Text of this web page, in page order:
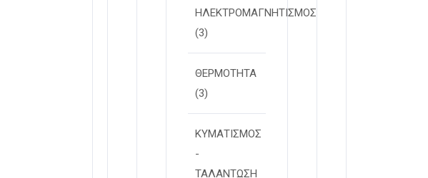
ΗΛΕΚΤΡΟΜΑΓΝΗΤΙΣΜΟΣ
(3)
ΘΕΡΜΟΤΗΤΑ
(3)
ΚΥΜΑΤΙΣΜΟΣ
-
ΤΑΛΑΝΤΩΣΗ